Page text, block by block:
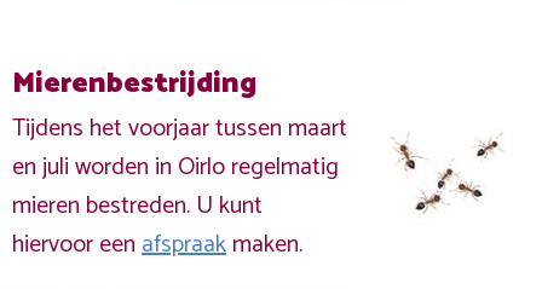
Mierenbestrijding
Tijdens het voorjaar tussen maart
en juli worden in Oirlo regelmatig
mieren bestreden. U kunt
hiervoor eenafspraakmaken.